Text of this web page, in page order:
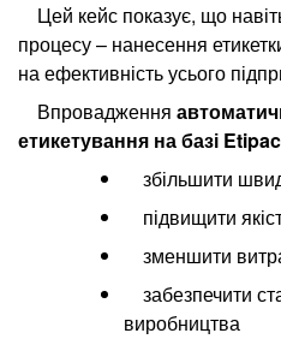
Цей кейс показує, що
процесу – нанесення
на ефективність усього
Впровадження
етикетування на базі
збільшити
підвищити
зменшити
забезпечити
виробництва